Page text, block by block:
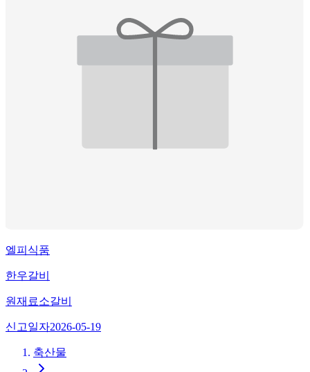
엘피식품
한우갈비
원재료소갈비
신고일자2026-05-19
축산물